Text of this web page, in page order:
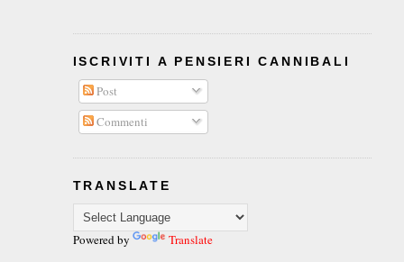
ISCRIVITI A PENSIERI CANNIBALI
Post
Commenti
TRANSLATE
Powered by Translate